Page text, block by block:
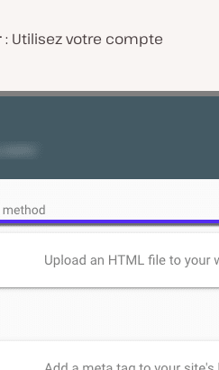
: Utilisez votre compte